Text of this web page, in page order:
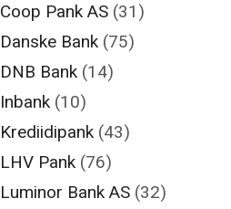
Coop Pank AS (31)
Danske Bank (75)
DNB Bank (14)
Inbank (10)
Krediidipank (43)
LHV Pank (76)
Luminor Bank AS (32)